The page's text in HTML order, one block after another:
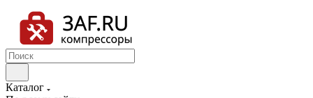
Каталог